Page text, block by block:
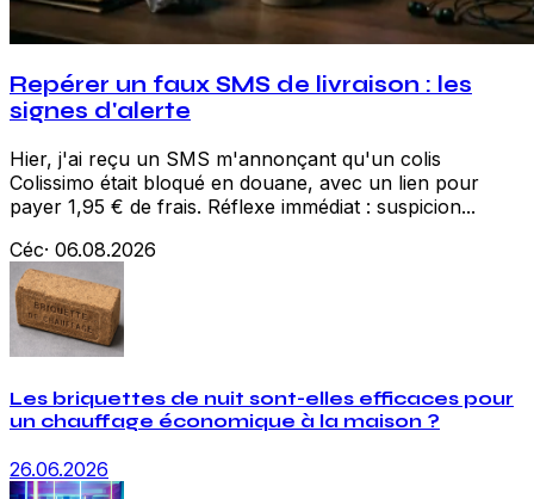
Repérer un faux SMS de livraison : les
signes d'alerte
Hier, j'ai reçu un SMS m'annonçant qu'un colis
Colissimo était bloqué en douane, avec un lien pour
payer 1,95 € de frais. Réflexe immédiat : suspicion...
Céc· 06.08.2026
Les briquettes de nuit sont-elles efficaces pour
un chauffage économique à la maison ?
26.06.2026